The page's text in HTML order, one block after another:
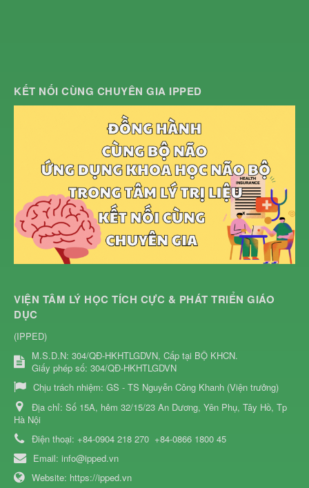
KẾT NỐI CÙNG CHUYÊN GIA IPPED
VIỆN TÂM LÝ HỌC TÍCH CỰC & PHÁT TRIỂN GIÁO
DỤC
(IPPED)
M.S.D.N: 304/QĐ-HKHTLGDVN, Cấp tại BỘ KHCN.
Giấy phép số: 304/QĐ-HKHTLGDVN
Chịu trách nhiệm: GS - TS Nguyễn Công Khanh (Viện trưởng)
Địa chỉ: Số 15A, hẻm 32/15/23 An Dương, Yên Phụ, Tây Hồ, Tp
Hà Nội
Điện thoại: +84-0904 218 270 +84-0866 1800 45
Email: info@ipped.vn
Website: https://ipped.vn